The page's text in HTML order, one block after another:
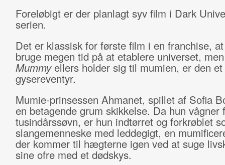
Foreløbigt er der planlagt syv film i Dark
serien.
Det er klassisk for første film i en franchise,
bruge megen tid på at etablere universet,
Mummyellers holder sig til mumien, er den et
gysereventyr.
Mumie-prinsessen Ahmanet, spillet af Sofia
en betagende grum skikkelse. Da hun vågner
tusindårssøvn, er hun indtørret og forkrøblet
slangemenneske med leddegigt, en
der kommer til hægterne igen ved at suge
sine ofre med et dødskys.